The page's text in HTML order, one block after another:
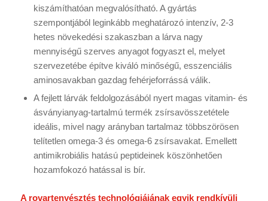
kiszámíthatóan megvalósítható. A gyártás
szempontjából leginkább meghatározó intenzív, 2-3
hetes növekedési szakaszban a lárva nagy
mennyiségű szerves anyagot fogyaszt el, melyet
szervezetébe építve kiváló minőségű, esszenciális
aminosavakban gazdag fehérjeforrássá válik.
A fejlett lárvák feldolgozásából nyert magas vitamin- és
ásványianyag-tartalmú termék zsírsavösszetétele
ideális, mivel nagy arányban tartalmaz többszörösen
telítetlen omega-3 és omega-6 zsírsavakat. Emellett
antimikrobiális hatású peptideinek köszönhetően
hozamfokozó hatással is bír.
A rovartenyésztés technológiájának egyik rendkívüli